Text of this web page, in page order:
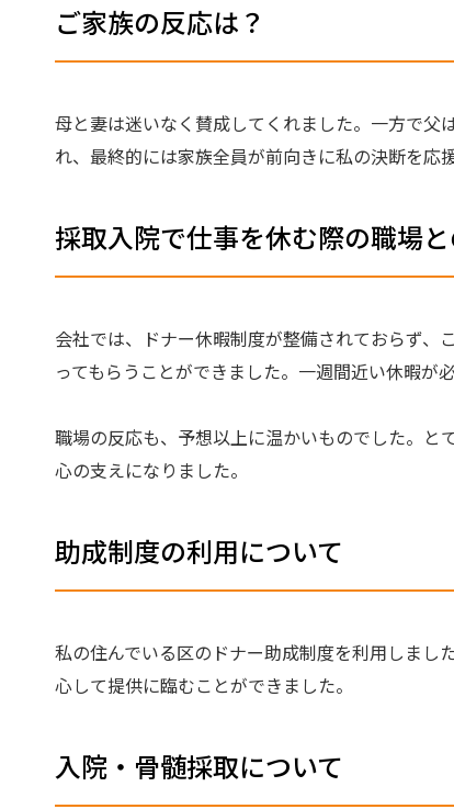
ご家族の反応は？
母と妻は迷いなく賛成してくれました。一方で父
れ、最終的には家族全員が前向きに私の決断を応
採取入院で仕事を休む際の職場
会社では、ドナー休暇制度が整備されておらず
ってもらうことができました。一週間近い休暇が
職場の反応も、予想以上に温かいものでした。と
心の支えになりました。
助成制度の利用について
私の住んでいる区のドナー助成制度を利用しま
心して提供に臨むことができました。
入院・骨髄採取について